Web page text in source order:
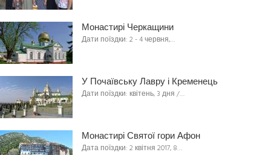
Монастирі Черкащини
Дати поїздки: 2 - 4 червня,…
У Почаївську Лавру і Кременець
Дати поїздки: квітень, 3 дня /…
Монастирі Святої гори Афон
Дата поїздки: 2 квітня 2017, 8…